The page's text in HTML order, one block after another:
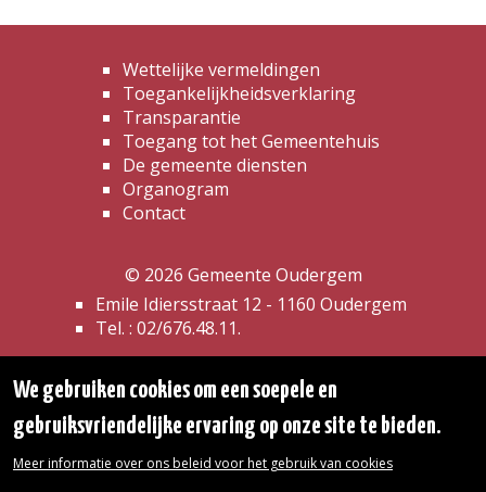
Wettelijke vermeldingen
Toegankelijkheidsverklaring
Transparantie
Toegang tot het Gemeentehuis
De gemeente diensten
Organogram
Contact
© 2026 Gemeente Oudergem
Emile Idiersstraat 12 - 1160 Oudergem
Tel. : 02/676.48.11.
Onze openingsuren
Inschrijving kinderdagverblijf
wij.oudergem.be
Naschoolse activiteiten
We gebruiken cookies om een soepele en
gebruiksvriendelijke ervaring op onze site te bieden.
Meer informatie over ons beleid voor het gebruik van cookies